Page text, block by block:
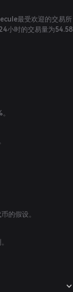
最受欢迎的交易所
小时的交易量为54.58
的假设。